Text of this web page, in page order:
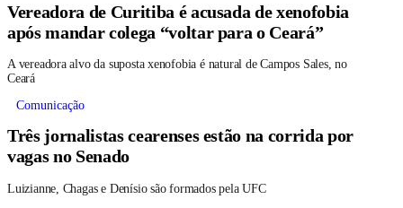
Vereadora de Curitiba é acusada de xenofobia
após mandar colega “voltar para o Ceará”
A vereadora alvo da suposta xenofobia é natural de Campos Sales, no
Ceará
Comunicação
Três jornalistas cearenses estão na corrida por
vagas no Senado
Luizianne, Chagas e Denísio são formados pela UFC